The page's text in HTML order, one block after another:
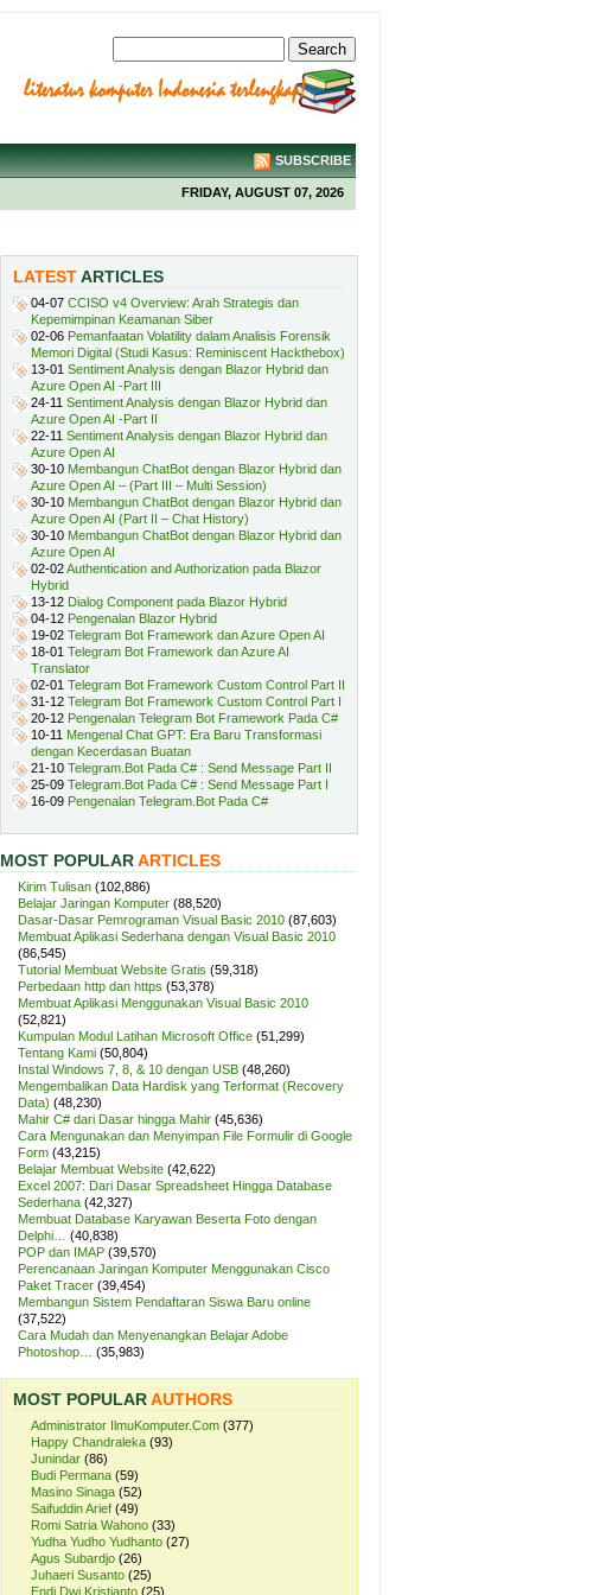
SUBSCRIBE
FRIDAY, AUGUST 07, 2026
LATESTARTICLES
04-07 CCISO v4 Overview: Arah Strategis dan
Kepemimpinan Keamanan Siber
02-06 Pemanfaatan Volatility dalam Analisis Forensik
Memori Digital (Studi Kasus: Reminiscent Hackthebox)
13-01 Sentiment Analysis dengan Blazor Hybrid dan
Azure Open AI -Part III
24-11 Sentiment Analysis dengan Blazor Hybrid dan
Azure Open AI -Part II
22-11 Sentiment Analysis dengan Blazor Hybrid dan
Azure Open AI
30-10 Membangun ChatBot dengan Blazor Hybrid dan
Azure Open AI – (Part III – Multi Session)
30-10 Membangun ChatBot dengan Blazor Hybrid dan
Azure Open AI (Part II – Chat History)
30-10 Membangun ChatBot dengan Blazor Hybrid dan
Azure Open AI
02-02Authentication and Authorization pada Blazor
Hybrid
13-12 Dialog Component pada Blazor Hybrid
04-12 Pengenalan Blazor Hybrid
19-02 Telegram Bot Framework dan Azure Open AI
18-01 Telegram Bot Framework dan Azure AI
Translator
02-01 Telegram Bot Framework Custom Control Part II
31-12 Telegram Bot Framework Custom Control Part I
20-12 Pengenalan Telegram Bot Framework Pada C#
10-11 Mengenal Chat GPT: Era Baru Transformasi
dengan Kecerdasan Buatan
21-10 Telegram.Bot Pada C# : Send Message Part II
25-09 Telegram.Bot Pada C# : Send Message Part I
16-09 Pengenalan Telegram.Bot Pada C#
MOST POPULARARTICLES
Kirim Tulisan (102,886)
Belajar Jaringan Komputer (88,520)
Dasar-Dasar Pemrograman Visual Basic 2010 (87,603)
Membuat Aplikasi Sederhana dengan Visual Basic 2010
(86,545)
Tutorial Membuat Website Gratis (59,318)
Perbedaan http dan https (53,378)
Membuat Aplikasi Menggunakan Visual Basic 2010
(52,821)
Kumpulan Modul Latihan Microsoft Office (51,299)
Tentang Kami (50,804)
Instal Windows 7, 8, & 10 dengan USB (48,260)
Mengembalikan Data Hardisk yang Terformat (Recovery
Data) (48,230)
Mahir C# dari Dasar hingga Mahir (45,636)
Cara Mengunakan dan Menyimpan File Formulir di Google
Form (43,215)
Belajar Membuat Website (42,622)
Excel 2007: Dari Dasar Spreadsheet Hingga Database
Sederhana (42,327)
Membuat Database Karyawan Beserta Foto dengan
Delphi…
(40,838)
POP dan IMAP (39,570)
Perencanaan Jaringan Komputer Menggunakan Cisco
Paket Tracer (39,454)
Membangun Sistem Pendaftaran Siswa Baru online
(37,522)
Cara Mudah dan Menyenangkan Belajar Adobe
Photoshop…
(35,983)
MOST POPULARAUTHORS
Administrator IlmuKomputer.Com (377)
Happy Chandraleka (93)
Junindar (86)
Budi Permana (59)
Masino Sinaga (52)
Saifuddin Arief (49)
Romi Satria Wahono (33)
Yudha Yudho Yudhanto (27)
Agus Subardjo (26)
Juhaeri Susanto (25)
Endi Dwi Kristianto (25)